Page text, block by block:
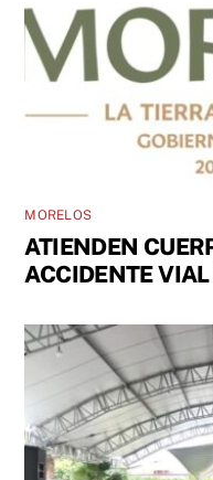
MORELOS
ATIENDEN
ACCIDENTE